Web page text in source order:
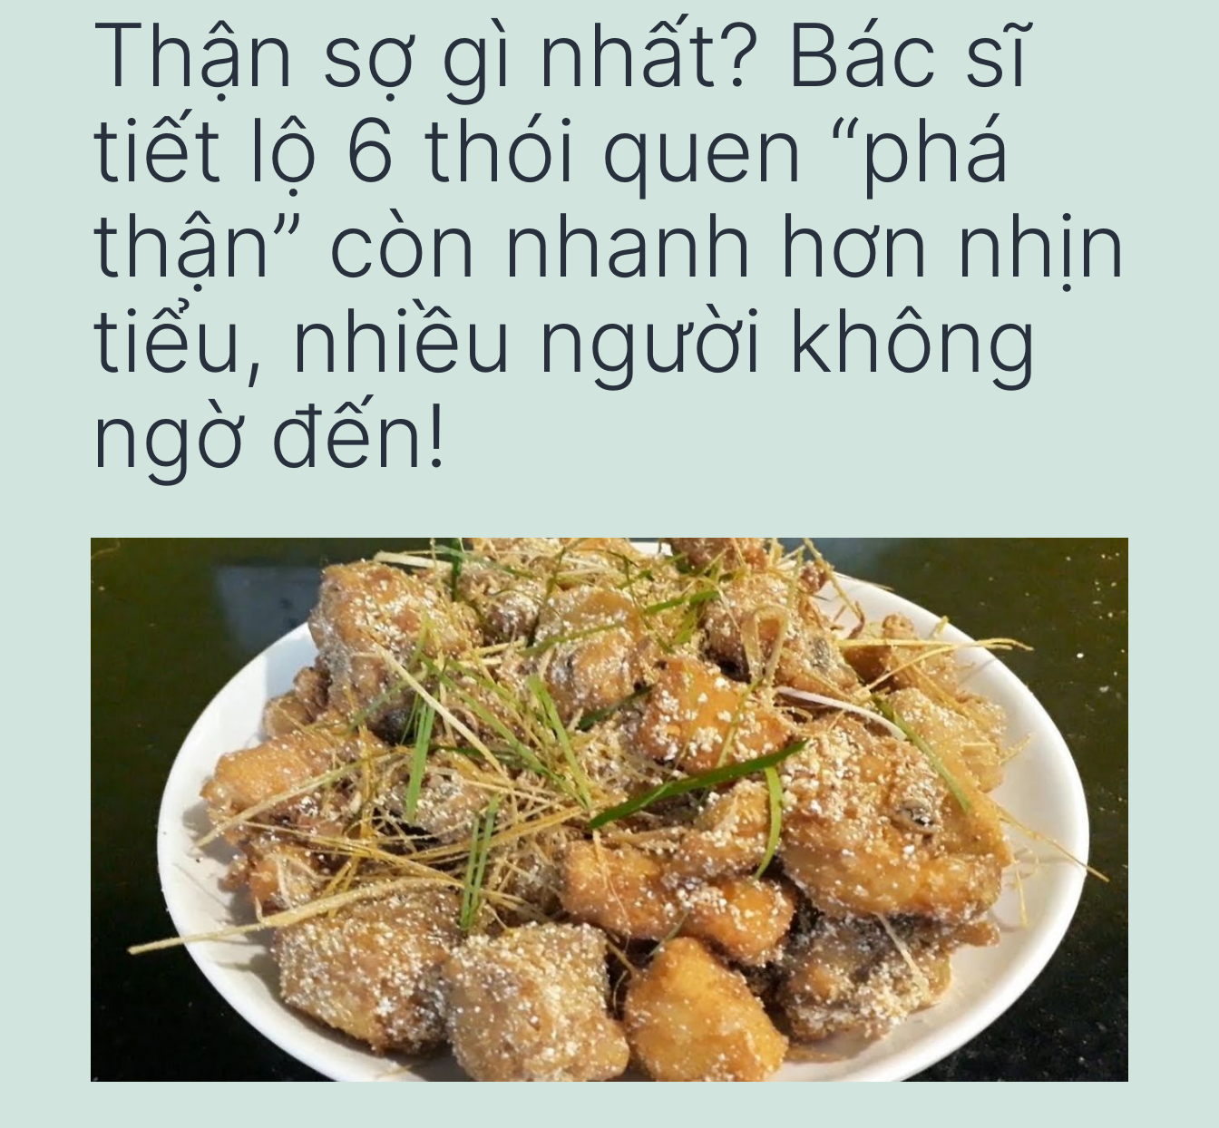
Thận sợ gì nhất? Bác sĩ
tiết lộ 6 thói quen “phá
thận” còn nhanh hơn nhịn
tiểu, nhiều người không
ngờ đến!